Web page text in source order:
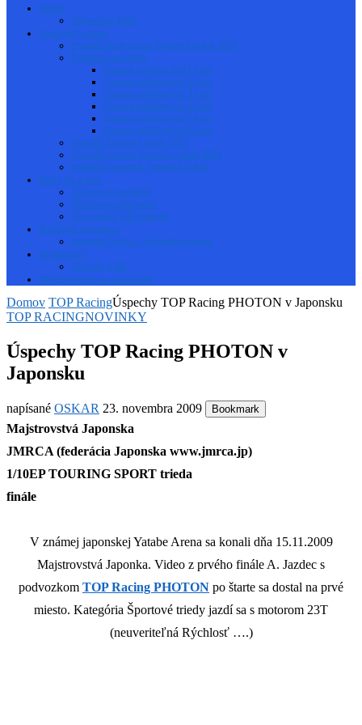
Videá
Zahraničné dráhy
Trnavský pohár
Pravidlá Hudy series-Trnavský pohár 2025
Prihlásení na pretek
Zoznam prihlásených 1 kolo
Zoznam prihlásených 2 kolo
Zoznam prihlásených 3 kolo
Zoznam prihlásených 4 kolo
Zoznam prihlásených 5 kolo
Zoznam prihlásených 6 kolo
Pravidlá Trnavský pohár 2023
Výsledky seriálu Trnavský pohár 2023
Prihláška na pretek Trnavský pohár
Rady čo a ako
Aké auto na začiatok
Efektívne spájkovanie
Ako nabíjať LiPo baterku
Kalendár pretekov
Kalendár Česko – Slovensko onroad
Newsletter
Novinky o RC
Občerstvenie na autodráhe
Domov TOP RacingÚspechy TOP Racing PHOTON v Japonsku
TOP RACINGNOVINKY
Úspechy TOP Racing PHOTON v
Japonsku
napísané OSKAR 23. novembra 2009 Bookmark
Majstrovstvá Japonska
JMRCA (federácia Japonska www.jmrca.jp)
1/10EP TOURING SPORT trieda
finále
V známej japonskej Yatabe Arena sa konali dňa 15.11.2009
Majstrovstvá Japonka. Video z prvého finále A. Jazdec s
podvozkom TOP Racing PHOTON po štarte sa dostal na prvé
miesto. Kategória Športové triedy jazdí sa s motorom 23T
(neuveriteľná Rýchlosť ….)